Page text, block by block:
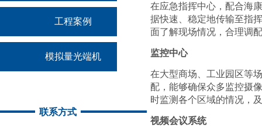
工程案例
模拟量光端机
联系方式
在应急指挥中心，配合海
据快速、稳定地传输至指
面了解现场情况，合理调
监控中心
在大型商场、工业园区等
配，能够确保众多监控摄
时监测各个区域的情况，
视频会议系统